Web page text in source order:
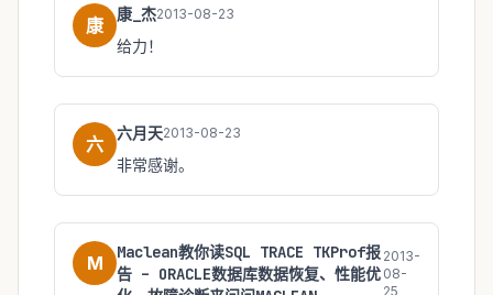
康 康_杰2013-08-23
给力！
六 六月天2013-08-23
非常感谢。
M
Maclean教你读SQL TRACE TKProf报
告 – ORACLE数据库数据恢复、性能优
2013-
08-
25